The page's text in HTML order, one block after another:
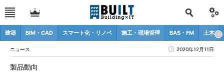
建築 BIM・CAD スマート化・リノベ 施工・現場管理 BAS・FM 土木
ニュース 2020年12月11日
製品動向